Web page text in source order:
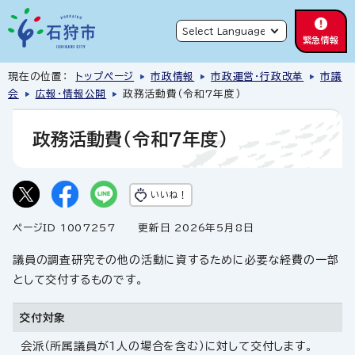
緊急情報
現在の位置： トップページ 市政情報 市政運営・行政改革
市議
会
広報・情報公開 政務活動費（令和7年度）
政務活動費（令和7年度）
いいね！
ページID 1007257 更新日 2026年5月8日
議員の調査研究その他の活動に資するために必要な経費の一部
として交付するものです。
交付対象
会派（所属議員が1人の場合を含む）に対して交付します。